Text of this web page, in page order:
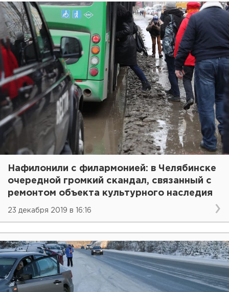
Нафилонили с филармонией: в Челябинске
очередной громкий скандал, связанный с
ремонтом объекта культурного наследия
23 декабря 2019 в 16:16